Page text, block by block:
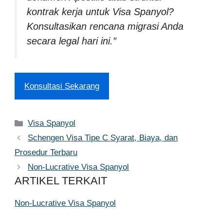
kontrak kerja untuk Visa Spanyol?
Konsultasikan rencana migrasi Anda
secara legal hari ini.”
Konsultasi Sekarang
Kategori
Visa Spanyol
Schengen Visa Tipe C Syarat, Biaya, dan
Prosedur Terbaru
Non-Lucrative Visa Spanyol
ARTIKEL TERKAIT
Non-Lucrative Visa Spanyol